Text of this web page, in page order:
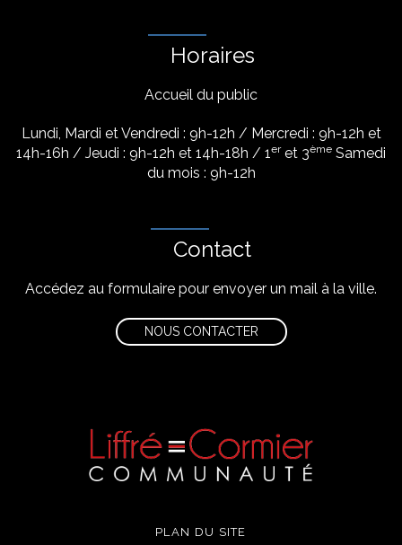
Horaires
Accueil du public
Lundi, Mardi et Vendredi : 9h-12h / Mercredi : 9h-12h et
14h-16h / Jeudi : 9h-12h et 14h-18h / 1eret 3ème Samedi
du mois : 9h-12h
Contact
Accédez au formulaire pour envoyer un mail à la ville.
NOUS CONTACTER
PLAN DU SITE